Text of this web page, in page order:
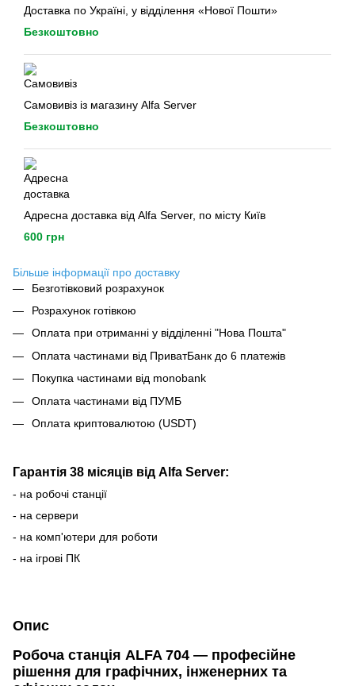
Доставка по Україні, у відділення «Нової Пошти»
Безкоштовно
Самовивіз із магазину Alfa Server
Безкоштовно
Адресна доставка від Alfa Server, по місту Київ
600 грн
Більше інформації про доставку
Безготівковий розрахунок
Розрахунок готівкою
Оплата при отриманні у відділенні "Нова Пошта"
Оплата частинами від ПриватБанк до 6 платежів
Покупка частинами від monobank
Оплата частинами від ПУМБ
Оплата криптовалютою (USDT)
Гарантія 38 місяців від Alfa Server:
- на робочі станції
- на сервери
- на комп'ютери для роботи
- на ігрові ПК
Опис
Робоча станція ALFA 704 — професійне
рішення для графічних, інженерних та